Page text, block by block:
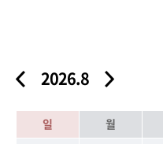
2026.8
일 월